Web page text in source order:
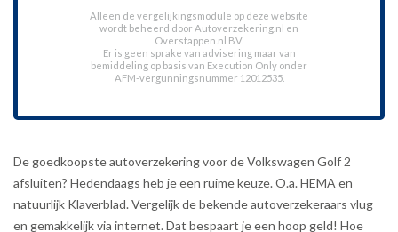
Alleen de vergelijkingsmodule op deze website
wordt beheerd door Autoverzekering.nl en
Overstappen.nl BV.
Er is geen sprake van advisering maar van
bemiddeling op basis van Execution Only onder
AFM-vergunningsnummer 12012535.
De goedkoopste autoverzekering voor de Volkswagen Golf 2
afsluiten? Hedendaags heb je een ruime keuze. O.a. HEMA en
natuurlijk Klaverblad. Vergelijk de bekende autoverzekeraars vlug
en gemakkelijk via internet. Dat bespaart je een hoop geld! Hoe